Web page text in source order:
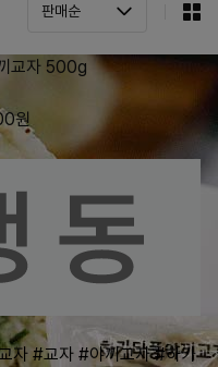
교자 500g
원
자 #교자 #야끼교자 #하카